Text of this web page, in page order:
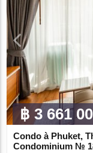
฿ 3 661
Condo à Phuket,
Condominium №